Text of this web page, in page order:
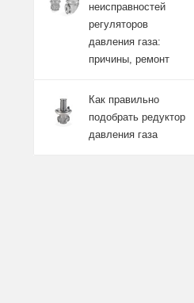
неисправностей
регуляторов
давления газа:
причины, ремонт
Как правильно
подобрать редуктор
давления газа